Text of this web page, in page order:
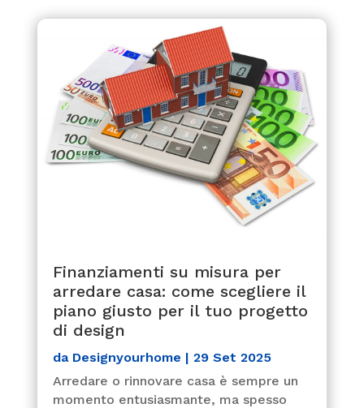
Finanziamenti su misura per
arredare casa: come scegliere il
piano giusto per il tuo progetto
di design
da Designyourhome | 29 Set 2025
Arredare o rinnovare casa è sempre un
momento entusiasmante, ma spesso